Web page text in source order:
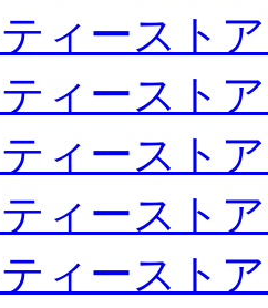
ィースト
ィースト
ィースト
ィースト
ィースト